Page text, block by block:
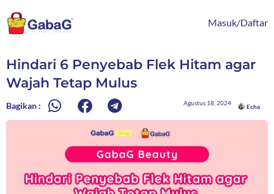
ke
konten
Masuk/Daftar
Hindari 6 Penyebab Flek Hitam agar
Wajah Tetap Mulus
Bagikan : Agustus 18, 2024
Echa